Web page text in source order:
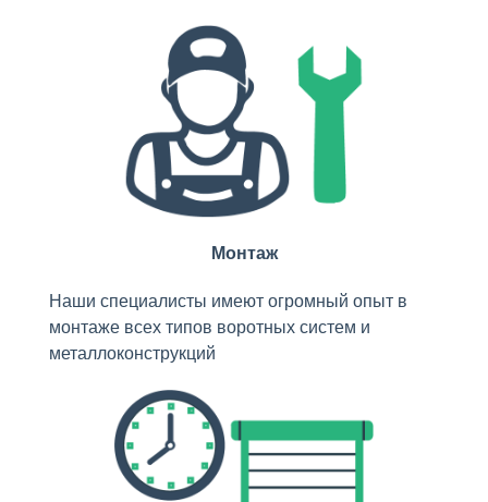
Монтаж
Наши специалисты имеют огромный опыт в
монтаже всех типов воротных систем и
металлоконструкций